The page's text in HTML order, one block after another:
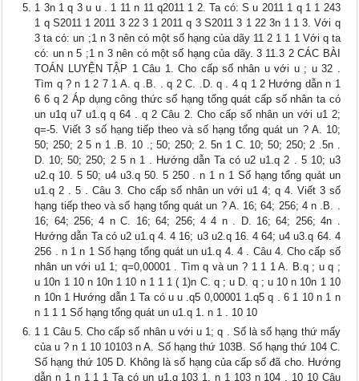
1 3n 1 q 3 u u . 1 11 n 11 q2011 1 2. Ta có: S u 2011 1 q 1 1 243
1 q S2011 1 2011 3 22 3 1 2011 q 3 S2011 3 1 22 3n 1 1 3. Với q
3 ta có: un ;1 n 3 nên có một số hạng của dãy 11 2 1 1 1 Với q ta
có: un n 5 ;1 n 3 nên có một số hạng của dãy. 3 11.3 2 CÁC BÀI
TOÁN LUYỆN TẬP 1 Câu 1. Cho cấp số nhân u với u ; u 32 .
Tìm q ? n 1 2 7 1 A. q .B. . q 2 C. .D. q . 4 q 1 2 Hướng dẫn n 1
6 6 q 2 Áp dụng công thức số hạng tổng quát cấp số nhân ta có
un u1q u7 u1.q q 64 . q 2 Câu 2. Cho cấp số nhân un với u1 2;
q=-5. Viết 3 số hạng tiếp theo và số hạng tổng quát un ? A. 10;
50; 250; 2 5 n 1 .B. 10 .; 50; 250; 2. 5n 1 C. 10; 50; 250; 2 .5n .
D. 10; 50; 250; 2 5 n 1 . Hướng dẫn Ta có u2 u1.q 2 . 5 10; u3
u2.q 10. 5 50; u4 u3.q 50. 5 250 . n 1 n 1 Số hạng tổng quát un
u1.q 2 . 5 . Câu 3. Cho cấp số nhân un với u1 4; q 4. Viết 3 số
hạng tiếp theo và số hạng tổng quát un ? A. 16; 64; 256; 4 n .B. .
16; 64; 256; 4 n C. 16; 64; 256; 4 4 n . D. 16; 64; 256; 4n .
Hướng dẫn Ta có u2 u1.q 4. 4 16; u3 u2.q 16. 4 64; u4 u3.q 64. 4
256 . n 1 n 1 Số hạng tổng quát un u1.q 4. 4 . Câu 4. Cho cấp số
nhân un với u1 1; q=0,00001 . Tìm q và un ? 1 1 1 A. B.q ; u q ;
u 10n 1 10 n 10n 1 10 n 1 1 1 ( 1)n C. q ; u D. q ; u 10 n 10n 1 10
n 10n 1 Hướng dẫn 1 Ta có u u .q5 0,00001 1.q5 q . 6 1 10 n 1 n
n 1 1 1 Số hạng tổng quát un u1.q 1. n 1 . 10 10
1 1 Câu 5. Cho cấp số nhân u với u 1; q . Số là số hạng thứ mấy
của u ? n 1 10 10103 n A. Số hạng thứ 103B. Số hạng thứ 104 C.
Số hạng thứ 105 D. Không là số hạng của cấp số đã cho. Hướng
dẫn n 1 n 1 1 1 Ta có un u1.q 103 1. n 1 103 n 104 . 10 10 Câu